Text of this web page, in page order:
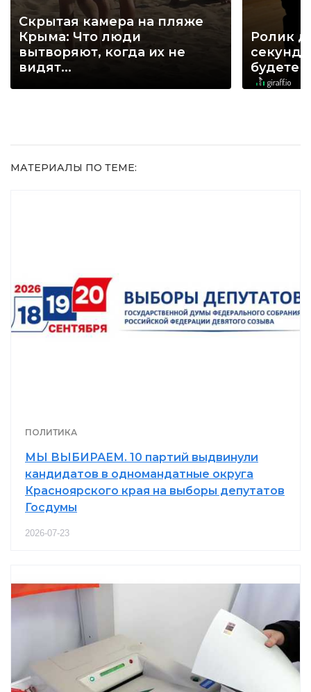
Скрытая камера на пляже
Крыма: Что люди
вытворяют, когда их не
видят...
Ролик
секунд,
будете
МАТЕРИАЛЫ ПО ТЕМЕ:
ПОЛИТИКА
МЫ ВЫБИРАЕМ. 10 партий выдвинули
кандидатов в одномандатные округа
Красноярского края на выборы депутатов
Госдумы
2026-07-23